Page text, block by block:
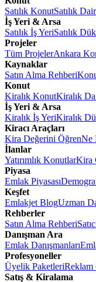
Satılık KonutSatılık
İş Yeri & Arsa
Satılık İş YeriSatılık
Projeler
Tüm ProjelerAnkara
Kaynaklar
Satın Alma Rehberi
Konut
Kiralık KonutKiralık
İş Yeri & Arsa
Kiralık İş YeriKiralık
Kiracı Araçları
Kira Değerini ÖğrenNe
İlanlar
Yatırımlık KonutlarKira
Piyasa
Emlak Piyasası
Keşfet
Emlakjet BlogUzman
Rehberler
Satın Alma Rehberi
Danışman Ara
Emlak Danışmanları
Profesyoneller
Üyelik PaketleriReklam
Satış & Kiralama